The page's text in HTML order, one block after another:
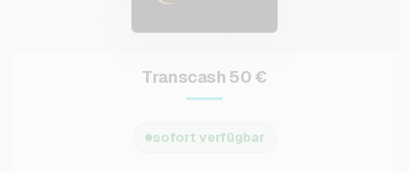
Transcash 50 €
sofort verfügbar